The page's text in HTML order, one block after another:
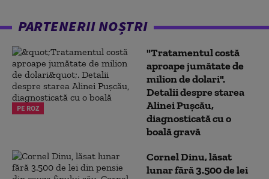
PARTENERII NOȘTRI
PE ROZ
"Tratamentul costă
aproape jumătate de
milion de dolari".
Detalii despre starea
Alinei Pușcău,
diagnosticată cu o
boală gravă
Cornel Dinu, lăsat
lunar fără 3.500 de lei